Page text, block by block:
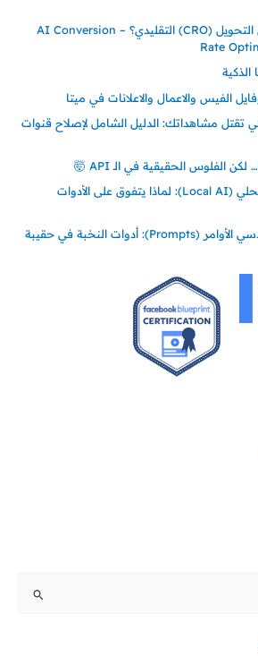
لماذا يفشل تحسين معدل التحويل (CRO) التقليدي؟ – AI Conversion
Rate
الذكية
الفيس والاعمال والاعلانات في ميتا
تقتل مشاهداتك: الدليل الشامل لإصلاح قنوات
دليل الذكاء الاصطناعي المحلي (Local AI): لماذا يتفوق على الأدوات
خارطة طريق 2025 لمهندسي الأوامر (Prompts): أدوات النخبة في حقيبة